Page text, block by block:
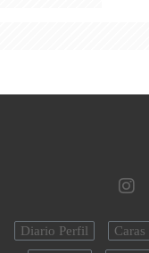
Diario Perfil Caras